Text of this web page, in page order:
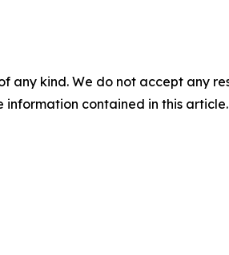
any kind. We do not accept any
contained in this